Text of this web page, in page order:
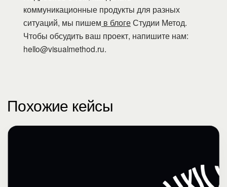
коммуникационные продукты для разных
ситуаций, мы пишем в блогеСтудии Метод.
Чтобы обсудить ваш проект, напишите нам:
hello@visualmethod.ru.
Похожие кейсы